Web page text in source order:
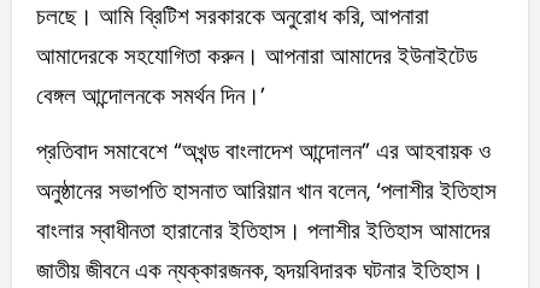
চলছে। আমি ব্রিটিশ সরকারকে অনুরোধ করি, আপনারা
আমাদেরকে সহযোগিতা করুন। আপনারা আমাদের ইউনাইটেড
বেঙ্গল আন্দোলনকে সমর্থন দিন।’
প্রতিবাদ সমাবেশে “অখন্ড বাংলাদেশ আন্দোলন” এর আহবায়ক ও
অনুষ্ঠানের সভাপতি হাসনাত আরিয়ান খান বলেন, ‘পলাশীর ইতিহাস
বাংলার স্বাধীনতা হারানোর ইতিহাস। পলাশীর ইতিহাস আমাদের
জাতীয় জীবনে এক ন্যক্কারজনক, হৃদয়বিদারক ঘটনার ইতিহাস।